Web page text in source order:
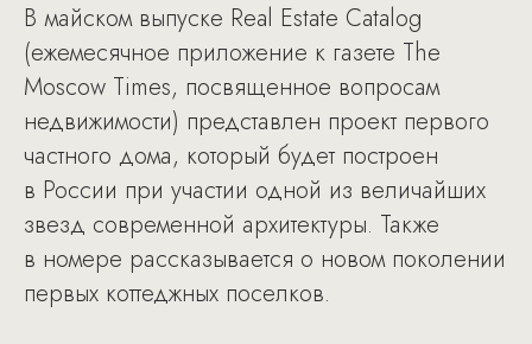
В майском выпуске Real Estate Catalog
(ежемесячное приложение к газете The
Moscow Times, посвященное вопросам
недвижимости) представлен проект первого
частного дома, который будет построен
в России при участии одной из величайших
звезд современной архитектуры. Также
в номере рассказывается о новом поколении
первых коттеджных поселков.